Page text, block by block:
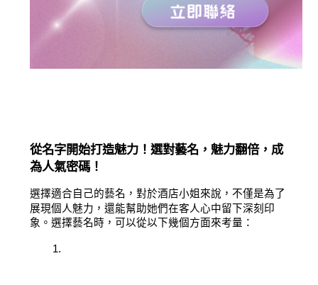
從名字開始打造魅力！選對藝名，魅力翻倍，成
為人氣密碼！
選擇適合自己的藝名，對於酒店小姐來說，不僅是為了
展現個人魅力，還能幫助她們在客人心中留下深刻印
象。選擇藝名時，可以從以下幾個方面來考量：